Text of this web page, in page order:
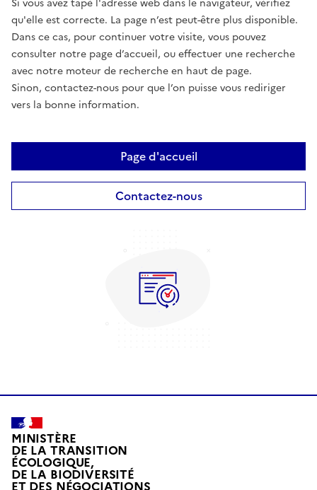
Si vous avez tapé l'adresse web dans le navigateur, vérifiez
qu'elle est correcte. La page n’est peut-être plus disponible.
Dans ce cas, pour continuer votre visite, vous pouvez
consulter notre page d’accueil, ou effectuer une recherche
avec notre moteur de recherche en haut de page.
Sinon, contactez-nous pour que l’on puisse vous rediriger
vers la bonne information.
Page d'accueil
Contactez-nous
MINISTÈRE
DE LA TRANSITION
ÉCOLOGIQUE,
DE LA BIODIVERSITÉ